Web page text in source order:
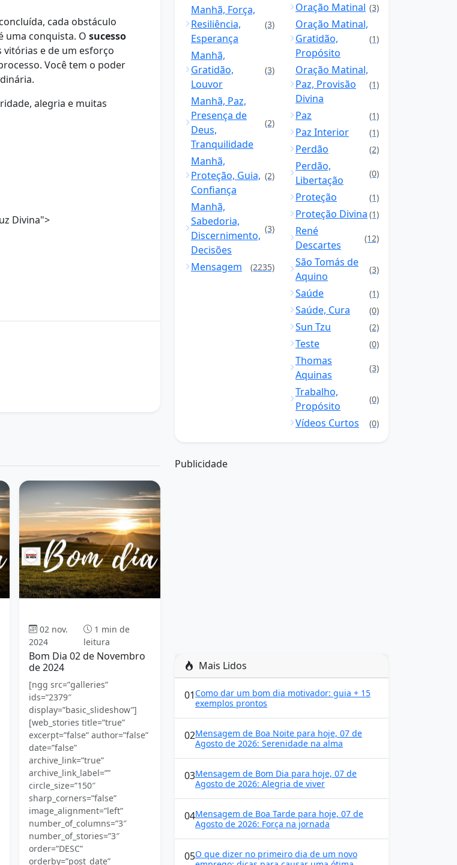
cada obstáculo
uma conquista. O sucesso
vitórias e de um esforço
Você tem o poder
alegria e muitas
Divina">
02 nov.
2024
1 min de
leitura
Bom Dia 02 de Novembro
de 2024
[ngg src=”galleries”
ids=”2379″
display=”basic_slideshow”]
[web_stories title=”true”
excerpt=”false” author=”false”
date=”false”
archive_link=”true”
archive_link_label=””
circle_size=”150″
sharp_corners=”false”
image_alignment=”left”
number_of_columns=”3″
number_of_stories=”3″
order=”DESC”
orderby=”post_date”
Manhã, Força,
Resiliência,
Esperança
(3)
Manhã,
Gratidão,
Louvor
(3)
Manhã, Paz,
Presença de
Deus,
Tranquilidade
(2)
Manhã,
Proteção, Guia,
Confiança
(2)
Manhã,
Sabedoria,
Discernimento,
Decisões
(3)
Mensagem (2235)
Oração Matinal (3)
Oração Matinal,
Gratidão,
Propósito
(1)
Oração Matinal,
Paz, Provisão
Divina
(1)
Paz (1)
Paz Interior (1)
Perdão (2)
Perdão,
Libertação
(0)
Proteção (1)
Proteção Divina (1)
René
Descartes
(12)
São Tomás de
Aquino
(3)
Saúde (1)
Saúde, Cura (0)
Sun Tzu (2)
Teste (0)
Thomas
Aquinas
(3)
Trabalho,
Propósito
(0)
Vídeos Curtos (0)
Publicidade
Mais Lidos
01Como dar um bom dia motivador: guia + 15
exemplos prontos
02Mensagem de Boa Noite para hoje, 07 de
Agosto de 2026: Serenidade na alma
03Mensagem de Bom Dia para hoje, 07 de
Agosto de 2026: Alegria de viver
04Mensagem de Boa Tarde para hoje, 07 de
Agosto de 2026: Força na jornada
05O que dizer no primeiro dia de um novo